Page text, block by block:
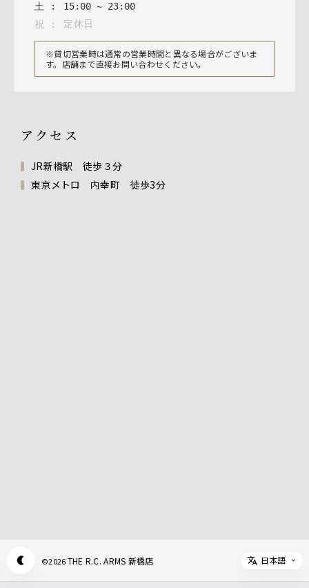
土 : 15: 00 ~ 23: 00
祝 : 定休日
※貸切営業時は通常の営業時間と異なる場合がございま
す。店舗まで直接お問い合わせください。
アクセス
JR新橋駅 徒歩３分
東京メトロ 内幸町 徒歩3分
©2026THE R.C. ARMS 新橋店
Select
日本語
Appearance mode switch